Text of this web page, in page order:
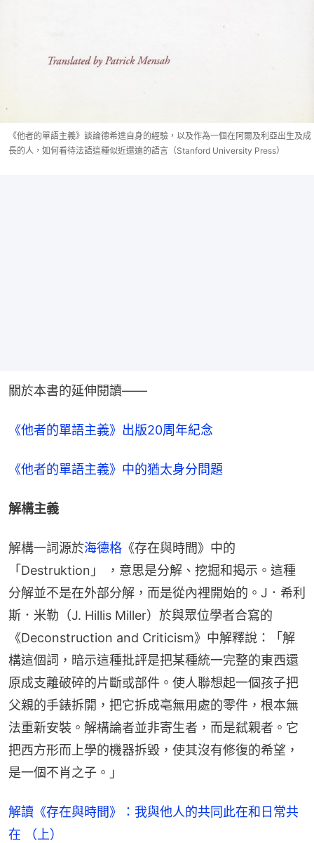
《他者的單語主義》談論德希達自身的經驗，以及作為一個在阿爾及利亞出生及成
長的人，如何看待法語這種似近還遠的語言（Stanford University Press）
關於本書的延伸閱讀——
《他者的單語主義》出版20周年紀念
《他者的單語主義》中的猶太身分問題
解構主義
解構一詞源於海德格 《存在與時間》中的
「Destruktion」 ，意思是分解、挖掘和揭示。這種
分解並不是在外部分解，而是從內裡開始的。J．希利
斯．米勒（J. Hillis Miller）於與眾位學者合寫的
《Deconstruction and Criticism》中解釋說：「解
構這個詞，暗示這種批評是把某種統一完整的東西還
原成支離破碎的片斷或部件。使人聯想起一個孩子把
父親的手錶拆開，把它拆成亳無用處的零件，根本無
法重新安裝。解構論者並非寄生者，而是弒親者。它
把西方形而上學的機器拆毀，使其沒有修復的希望，
是一個不肖之子。」
解讀《存在與時間》：我與他人的共同此在和日常共
在 （上）